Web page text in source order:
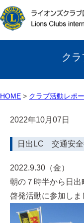
クラ
HOME クラブ活動レポ
2022年10月07日
日出LC 交通安全
2022.9.30（金）
朝の７時半から日
啓発活動に参加しま